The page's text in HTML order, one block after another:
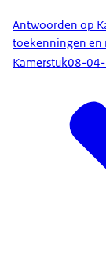
Antwoorden op
toekenningen en
Kamerstuk08-